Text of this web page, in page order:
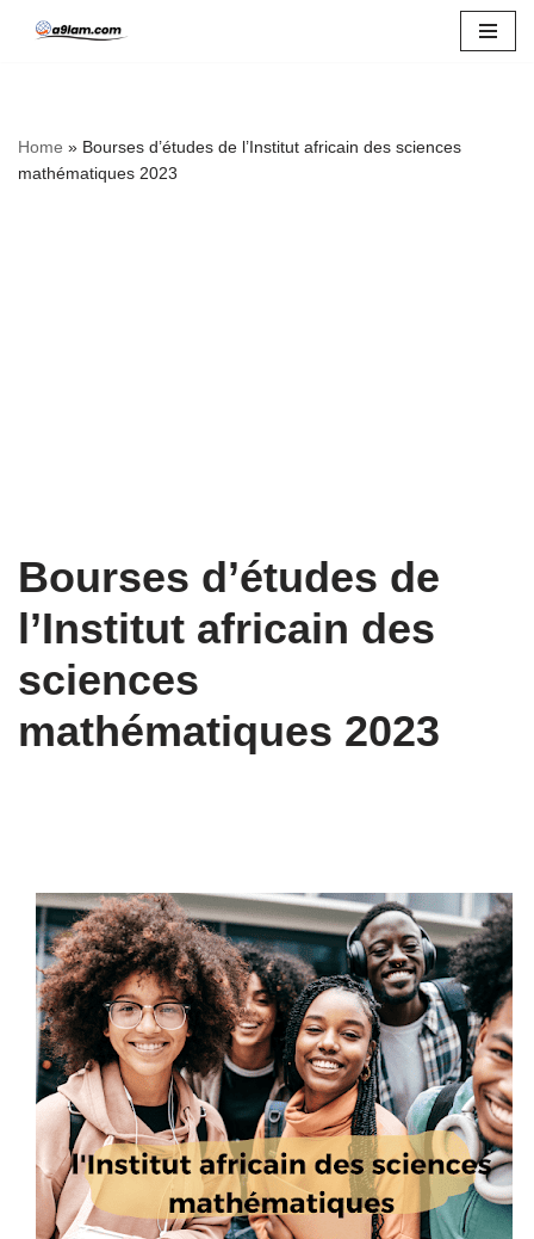
Home » Bourses d’études de l’Institut africain des sciences
mathématiques 2023
Bourses d’études de
l’Institut africain des
sciences
mathématiques 2023